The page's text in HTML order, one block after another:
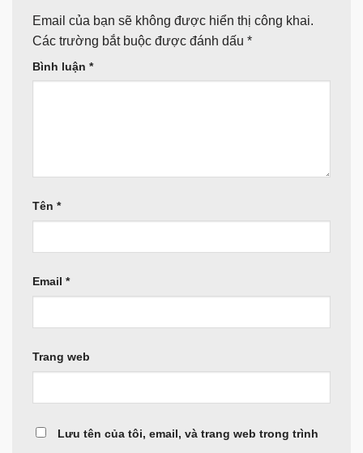
Email của bạn sẽ không được hiển thị công khai.
Các trường bắt buộc được đánh dấu *
Bình luận *
Tên *
Email *
Trang web
Lưu tên của tôi, email, và trang web trong trình